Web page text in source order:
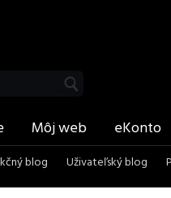
blog Uživateľský blog
Môj web eKonto